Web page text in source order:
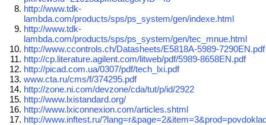
http://www.tdk-
lambda.com/products/sps/ps_system/gen/indexe.html
http://www.tdk-
lambda.com/products/sps/ps_system/gen/tec_mnue.html
http://www.ccontrols.ch/Datasheets/E5818A-5989-7290EN.pdf
http://cp.literature.agilent.com/litweb/pdf/5989-8658EN.pdf
http://picad.com.ua/0307/pdf/tech_lxi.pdf
www.cta.ru/cms/f/374295.pdf
http://zone.ni.com/devzone/cda/tut/p/id/2922
http://www.lxistandard.org/
http://www.lxiconnexion.com/articles.shtml
http://www.inftest.ru/